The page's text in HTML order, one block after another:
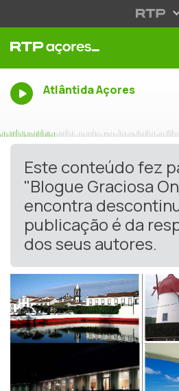
Atlântida Açores
Este conteúdo fez
"Blogue Graciosa
encontra
publicação é da
dos seus autores.